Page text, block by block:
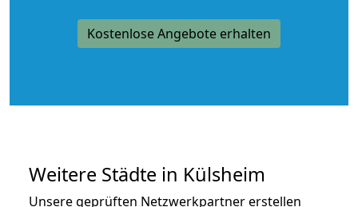
Kostenlose Angebote erhalten
Weitere Städte in Külsheim
Unsere geprüften Netzwerkpartner erstellen